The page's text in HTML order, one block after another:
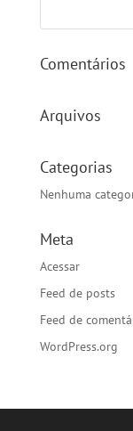
Comentários
Arquivos
Categorias
Nenhuma
Meta
Acessar
Feed de posts
Feed de
WordPress.org